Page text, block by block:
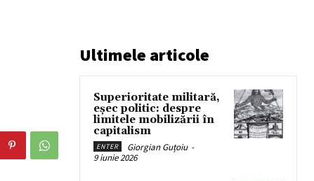
Ultimele articole
Superioritate militară,
eșec politic: despre
limitele mobilizării în
capitalism
ENTER Giorgian Guțoiu -
9 iunie 2026